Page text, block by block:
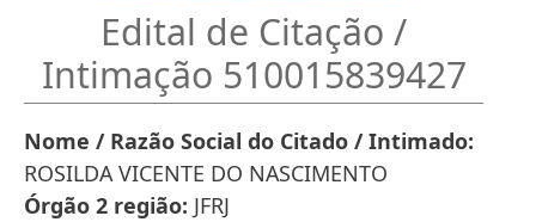
Edital de Citação /
Intimação 510015839427
Nome / Razão Social do Citado / Intimado
ROSILDA VICENTE DO NASCIMENTO
Órgão 2 região JFRJ